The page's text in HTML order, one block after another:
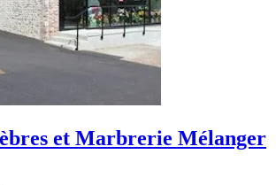
et Marbrerie Mélanger